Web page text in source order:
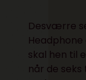
Desværre
skal hen til
når de